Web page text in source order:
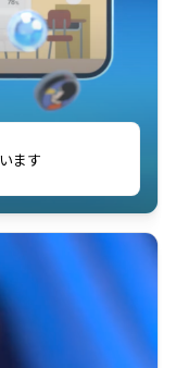
ます
うれしい」「解く